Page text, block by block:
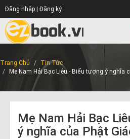
Đăng nhập | Đăng ký
Trang Chủ
Tin Tức
Mẹ Nam Hải Bạc Liêu - Biểu tượng ý nghĩa
Mẹ Nam Hải Bạc
ý nghĩa của Phật